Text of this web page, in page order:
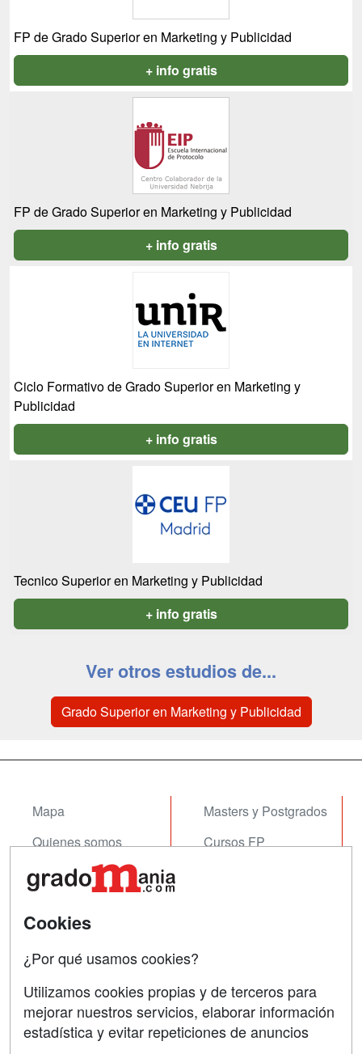
FP de Grado Superior en Marketing y Publicidad
+ info gratis
FP de Grado Superior en Marketing y Publicidad
+ info gratis
Ciclo Formativo de Grado Superior en Marketing y
Publicidad
+ info gratis
Tecnico Superior en Marketing y Publicidad
+ info gratis
Ver otros estudios de...
Grado Superior en Marketing y Publicidad
Mapa
Quienes somos
Tarifas publicidad
Acceso Centros
Masters y Postgrados
Cursos FP
Contactar
Confidencialidad
Aviso legal
Cookies
¿Por qué usamos cookies?
Utilizamos cookies propias y de terceros para
mejorar nuestros servicios, elaborar información
estadística y evitar repeticiones de anuncios